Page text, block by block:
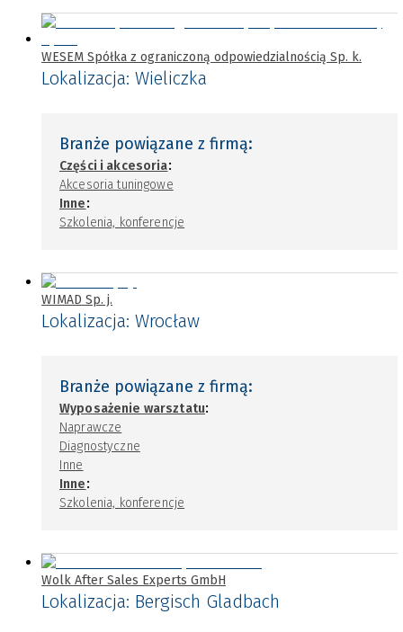
WESEM Spółka z ograniczoną odpowiedzialnością Sp. k.
Lokalizacja: Wieliczka
Branże powiązane z firmą:
Części i akcesoria:
Akcesoria tuningowe
Inne:
Szkolenia, konferencje
WIMAD Sp. j.
Lokalizacja: Wrocław
Branże powiązane z firmą:
Wyposażenie warsztatu:
Naprawcze
Diagnostyczne
Inne
Inne:
Szkolenia, konferencje
Wolk After Sales Experts GmbH
Lokalizacja: Bergisch Gladbach